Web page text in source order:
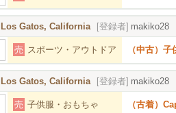
Los Gatos, California [登録者] makiko28
売 スポーツ・アウトドア （中古）
Los Gatos, California [登録者] makiko28
売 子供服・おもちゃ （古着）